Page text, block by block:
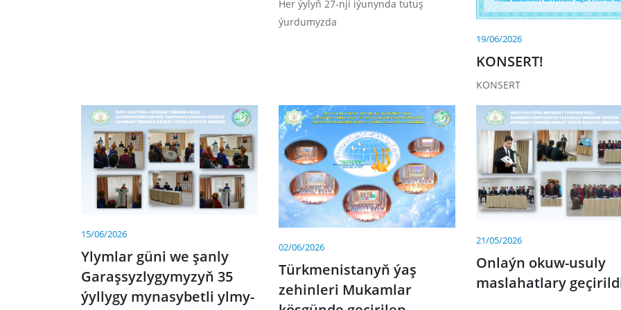
Her ýylyň 27-nji iýunynda tutuş
ýurdumyzda
19/06/2026
KONSERT!
KONSERT
15/06/2026
Ylymlar güni we şanly
Garaşsyzlygymyzyň 35
ýyllygy mynasybetli ylmy-
02/06/2026
Türkmenistanyň ýaş
zehinleri Mukamlar
21/05/2026
Onlaýn okuw-usuly
maslahatlary